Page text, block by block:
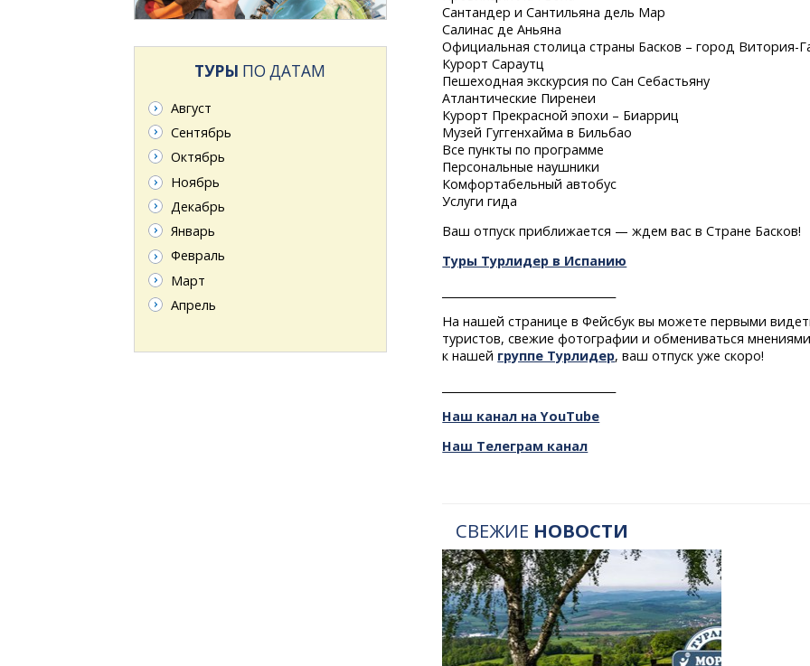
Сантандер и Сантильяна дель Мар
Салинас де Аньяна
Официальная столица страны Басков – город Витория-
Курорт Сараутц
Пешеходная экскурсия по Сан Себастьяну
Атлантические Пиренеи
Курорт Прекрасной эпохи – Биарриц
Музей Гуггенхайма в Бильбао
Все пункты по программе
Персональные наушники
Комфортабельный автобус
Услуги гида
Ваш отпуск приближается — ждем вас в Стране Басков!
Туры Турлидер в Испанию
На нашей странице в Фейсбук вы можете первыми
туристов, свежие фотографии и обмениваться
к нашей группе Турлидер, ваш отпуск уже скоро!
Наш канал на YouTube
Наш Телеграм канал
СВЕЖИЕ НОВОСТИ
ТУРЫ ПО ДАТАМ
Август
Сентябрь
Октябрь
Ноябрь
Декабрь
Январь
Февраль
Март
Апрель